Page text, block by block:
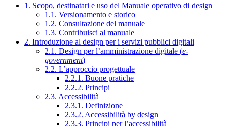
1. Scopo, destinatari e uso del Manuale operativo di design
1.1. Versionamento e storico
1.2. Consultazione del manuale
1.3. Contribuisci al manuale
2. Introduzione al design per i servizi pubblici digitali
2.1. Design per l’amministrazione digitale (e-
government)
2.2. L’approccio progettuale
2.2.1. Buone pratiche
2.2.2. Principi
2.3. Accessibilità
2.3.1. Definizione
2.3.2. Accessibilità by design
2.3.3. Principi per l’accessibilità